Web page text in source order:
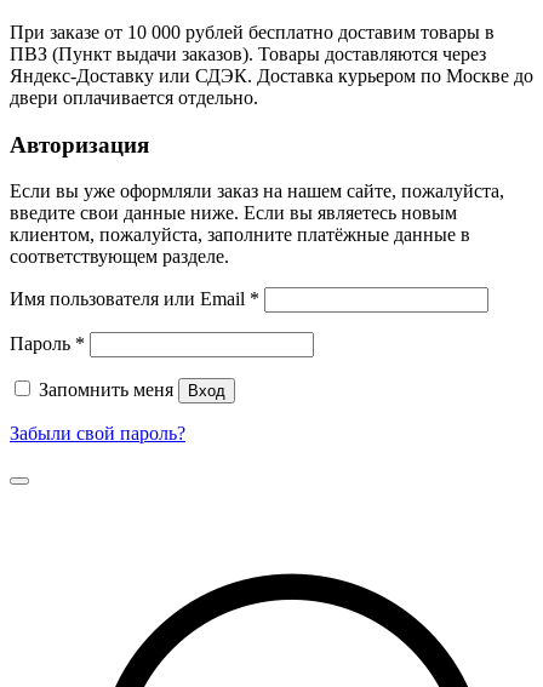
При заказе от 10 000 рублей бесплатно доставим товары в
ПВЗ (Пункт выдачи заказов). Товары доставляются через
Яндекс-Доставку или СДЭК. Доставка курьером по Москве до
двери оплачивается отдельно.
Авторизация
Если вы уже оформляли заказ на нашем сайте, пожалуйста,
введите свои данные ниже. Если вы являетесь новым
клиентом, пожалуйста, заполните платёжные данные в
соответствующем разделе.
Имя пользователя или Email *
Пароль *
Запомнить меня Вход
Забыли свой пароль?